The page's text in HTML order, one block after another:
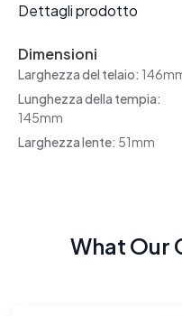
Dettagli prodotto
Dimensioni
Larghezza del telaio:
Lunghezza della tempia:
145mm
Larghezza lente: 51mm
What Our